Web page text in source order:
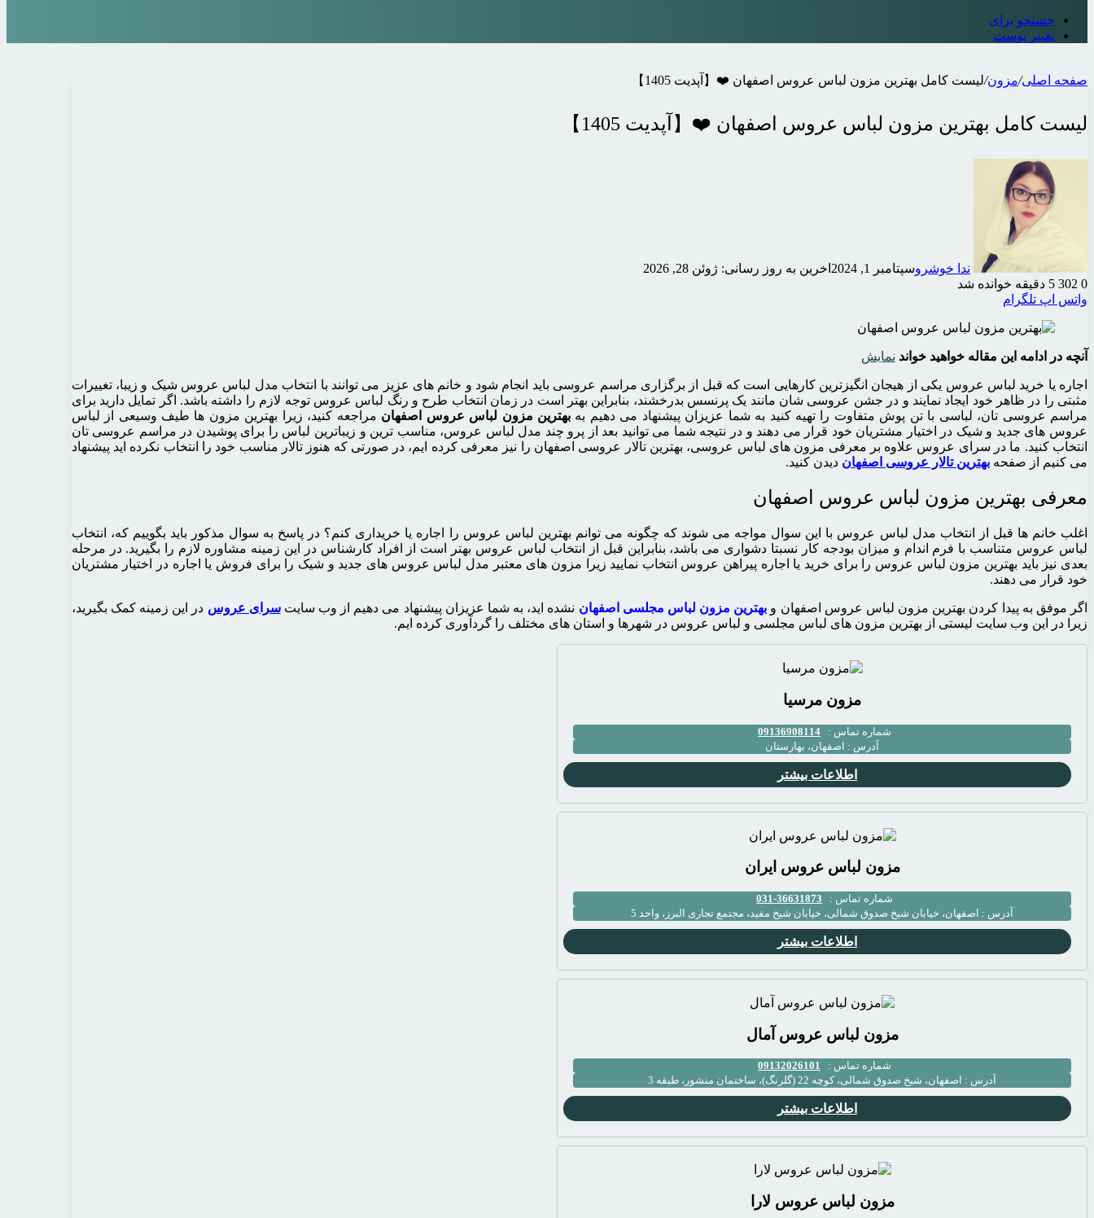
جستجو برای
تغییر پوست
صفحه اصلی/مزون/لیست کامل بهترین مزون لباس عروس اصفهان ❤️【آپدیت 1405】
لیست کامل بهترین مزون لباس عروس اصفهان ❤️【آپدیت 1405】
ندا خوشروسپتامبر 1, 2024
اخرین به روز رسانی: ژوئن 28, 2026
0
5 دقیقه خوانده شد
واتس اپ تلگرام
آنچه در ادامه این مقاله خواهید خواند نمایش
اجاره یا خرید لباس عروس یکی از هیجان انگیزترین کارهایی است که قبل از برگزاری مراسم عروسی باید انجام شود و خانم های عزیز می توانند با انتخاب مدل لباس عروس شیک و زیبا، تغییرات
مثبتی را در ظاهر خود ایجاد نمایند و در جشن عروسی شان مانند یک پرنسس بدرخشند، بنابراین بهتر است در زمان انتخاب طرح و رنگ لباس عروس توجه لازم را داشته باشد. اگر تمایل دارید برای
مراسم عروسی تان، لباسی با تن پوش متفاوت را تهیه کنید به شما عزیزان پیشنهاد می دهیم بهبهترین مزون لباس عروس اصفهان مراجعه کنید، زیرا بهترین مزون ها طیف وسیعی از لباس
عروس های جدید و شیک در اختیار مشتریان خود قرار می دهند و در نتیجه شما می توانید بعد از پرو چند مدل لباس عروس، مناسب ترین و زیباترین لباس را برای پوشیدن در مراسم عروسی تان
انتخاب کنید. ما در سرای عروس علاوه بر معرفی مزون های لباس عروسی، بهترین تالار عروسی اصفهان را نیز معرفی کرده ایم، در صورتی که هنوز تالار مناسب خود را انتخاب نکرده اید پیشنهاد
می کنیم از صفحه بهترین تالار عروسی اصفهان دیدن کنید.
معرفی بهترین مزون لباس عروس اصفهان
اغلب خانم ها قبل از انتخاب مدل لباس عروس با این سوال مواجه می شوند که چگونه می توانم بهترین لباس عروس را اجاره یا خریداری کنم؟ در پاسخ به سوال مذکور باید بگوییم که، انتخاب
لباس عروس متناسب با فرم اندام و میزان بودجه کار نسبتا دشواری می باشد، بنابراین قبل از انتخاب لباس عروس بهتر است از افراد کارشناس در این زمینه مشاوره لازم را بگیرید. در مرحله
بعدی نیز باید بهترین مزون لباس عروس را برای خرید یا اجاره پیراهن عروس انتخاب نمایید زیرا مزون های معتبر مدل لباس عروس های جدید و شیک را برای فروش یا اجاره در اختیار مشتریان
خود قرار می دهند.
اگر موفق به پیدا کردن بهترین مزون لباس عروس اصفهان و بهترین مزون لباس مجلسی اصفهان نشده اید، به شما عزیزان پیشنهاد می دهیم از وب سایتسرای عروس در این زمینه کمک بگیرید،
زیرا در این وب سایت لیستی از بهترین مزون های لباس مجلسی و لباس عروس در شهرها و استان های مختلف را گردآوری کرده ایم.
مزون مرسیا
شماره تماس :
09136908114
آدرس : اصفهان، بهارستان
اطلاعات بیشتر
مزون لباس عروس ایران
شماره تماس :
36631873-031
آدرس : اصفهان، خیابان شیخ صدوق شمالی، خیابان شیخ مفید، مجتمع تجاری البرز، واحد 5
اطلاعات بیشتر
مزون لباس عروس آمال
شماره تماس :
09132026101
آدرس : اصفهان، شیخ صدوق شمالی، کوچه 22 (گلرنگ)، ساختمان منشور، طبقه 3
اطلاعات بیشتر
مزون لباس عروس لارا